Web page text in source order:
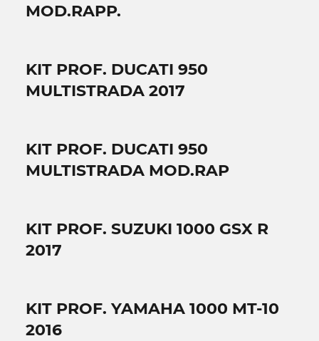
MOD.RAPP.
KIT PROF. DUCATI 950
MULTISTRADA 2017
KIT PROF. DUCATI 950
MULTISTRADA MOD.RAP
KIT PROF. SUZUKI 1000 GSX R
2017
KIT PROF. YAMAHA 1000 MT-10
2016